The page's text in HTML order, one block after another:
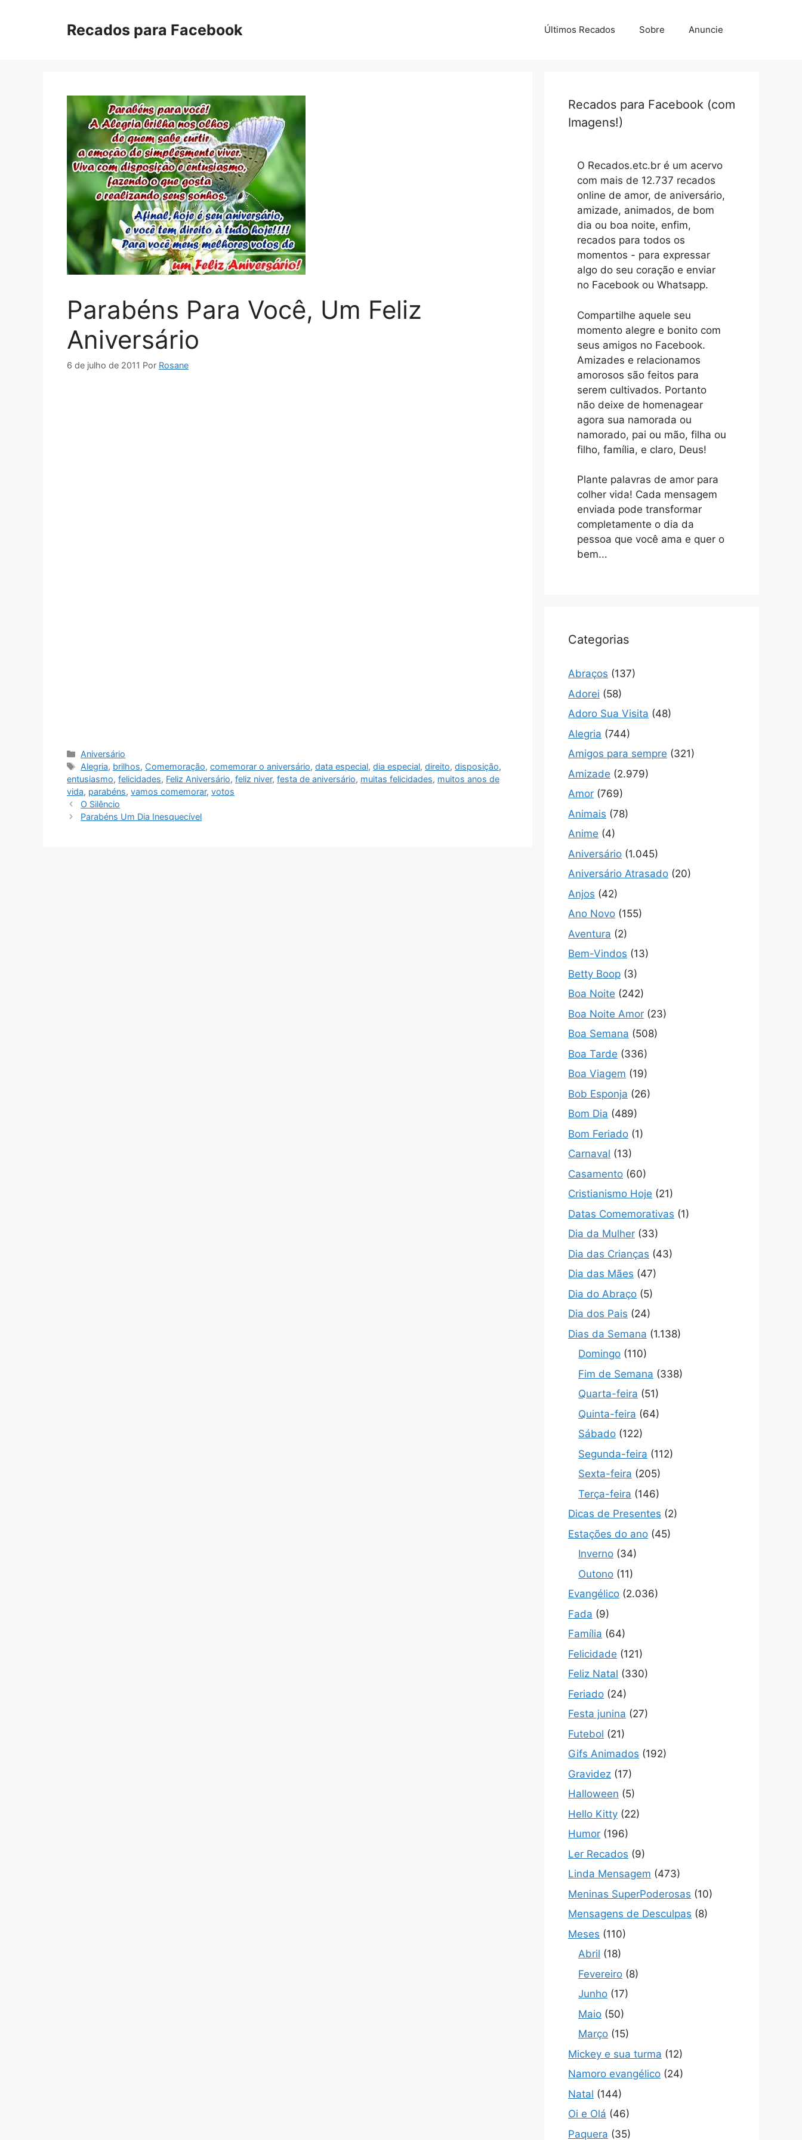
Recados para Facebook Últimos Recados Sobre Anuncie
Parabéns Para Você, Um Feliz
Aniversário
6 de julho de 2011 Por Rosane
Categorias
Aniversário
Tags
Alegria, brilhos, Comemoração,comemorar o aniversário,data especial,dia especial,direito,disposição,
entusiasmo, felicidades, Feliz Aniversário, feliz niver, festa de aniversário, muitas felicidades, muitos anos de
vida, parabéns, vamos comemorar, votos
O Silêncio
Parabéns Um Dia Inesquecível
Recados para Facebook (com
Imagens!)
O Recados.etc.br é um acervo
com mais de 12.737 recados
online de amor, de aniversário,
amizade, animados, de bom
dia ou boa noite, enfim,
recados para todos os
momentos - para expressar
algo do seu coração e enviar
no Facebook ou Whatsapp.
Compartilhe aquele seu
momento alegre e bonito com
seus amigos no Facebook.
Amizades e relacionamos
amorosos são feitos para
serem cultivados. Portanto
não deixe de homenagear
agora sua namorada ou
namorado, pai ou mão, filha ou
filho, família, e claro, Deus!
Plante palavras de amor para
colher vida! Cada mensagem
enviada pode transformar
completamente o dia da
pessoa que você ama e quer o
bem...
Categorias
Abraços (137)
Adorei (58)
Adoro Sua Visita (48)
Alegria (744)
Amigos para sempre (321)
Amizade (2.979)
Amor (769)
Animais (78)
Anime (4)
Aniversário (1.045)
Aniversário Atrasado (20)
Anjos (42)
Ano Novo (155)
Aventura (2)
Bem-Vindos (13)
Betty Boop (3)
Boa Noite (242)
Boa Noite Amor (23)
Boa Semana (508)
Boa Tarde (336)
Boa Viagem (19)
Bob Esponja (26)
Bom Dia (489)
Bom Feriado (1)
Carnaval (13)
Casamento (60)
Cristianismo Hoje (21)
Datas Comemorativas (1)
Dia da Mulher (33)
Dia das Crianças (43)
Dia das Mães (47)
Dia do Abraço (5)
Dia dos Pais (24)
Dias da Semana (1.138)
Domingo (110)
Fim de Semana (338)
Quarta-feira (51)
Quinta-feira (64)
Sábado (122)
Segunda-feira (112)
Sexta-feira (205)
Terça-feira (146)
Dicas de Presentes (2)
Estações do ano (45)
Inverno (34)
Outono (11)
Evangélico (2.036)
Fada (9)
Família (64)
Felicidade (121)
Feliz Natal (330)
Feriado (24)
Festa junina (27)
Futebol (21)
Gifs Animados (192)
Gravidez (17)
Halloween (5)
Hello Kitty (22)
Humor (196)
Ler Recados (9)
Linda Mensagem (473)
Meninas SuperPoderosas (10)
Mensagens de Desculpas (8)
Meses (110)
Abril (18)
Fevereiro (8)
Junho (17)
Maio (50)
Março (15)
Mickey e sua turma (12)
Namoro evangélico (24)
Natal (144)
Oi e Olá (46)
Paquera (35)